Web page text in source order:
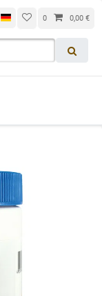
0 0,00 €